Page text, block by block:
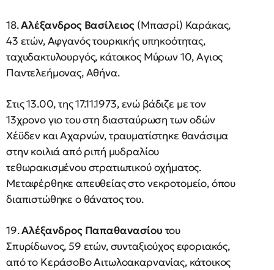
18.Αλέξανδρος Βασίλειος (Μπασρί) Καράκας,
43 ετών, Αφγανός τουρκικής υπηκοότητας,
ταχυδακτυλουργός, κάτοικος Μύρων 10, Αγιος
Παντελεήμονας, Αθήνα.
Στις 13.00, της 17.11.1973, ενώ βάδιζε με τον
13χρονο γιο του στη διασταύρωση των οδών
Χέϋδεν και Αχαρνών, τραυματίστηκε θανάσιμα
στην κοιλιά από ριπή μυδραλίου
τεθωρακισμένου στρατιωτικού οχήματος.
Μεταφέρθηκε απευθείας στο νεκροτομείο, όπου
διαπιστώθηκε ο θάνατος του.
19.Αλέξανδρος Παπαθανασίου του
Σπυρίδωνος, 59 ετών, συνταξιούχος εφοριακός,
από το ΚεράσοΒο Αιτωλοακαρνανίας, κάτοικος